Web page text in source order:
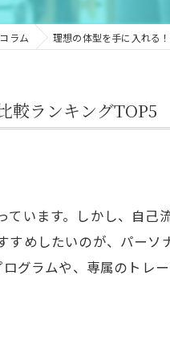
コラム 理想の体型を手に入れる
較ランキングTOP5
います。しかし、自己
めしたいのが、パーソ
グラムや、専属のトレ